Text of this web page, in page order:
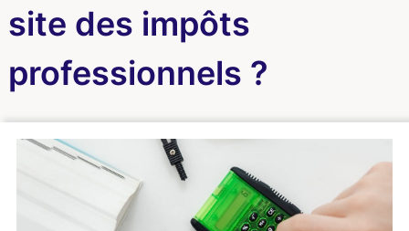
site des impôts
professionnels ?